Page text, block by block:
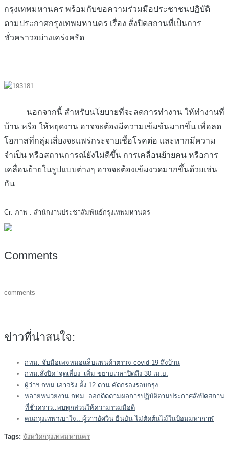
กรุงเทพมหานคร พร้อมกับขอความร่วมมือประชาชนปฏิบัติ
ตามประกาศกรุงเทพมหานคร เรื่อง สั่งปิดสถานที่เป็นการ
ชั่วคราวอย่างเคร่งครัด
นอกจากนี้ สำหรับนโยบายที่จะลดการทำงาน ให้ทำงานที่
บ้าน หรือ ให้หยุดงาน อาจจะต้องมีความเข้มข้นมากขึ้น เพื่อลด
โอกาสที่กลุ่มเสี่ยงจะแพร่กระจายเชื้อโรคต่อ และหากมีความ
จำเป็น หรือสถานการณ์ยังไม่ดีขึ้น การเคลื่อนย้ายคน หรือการ
เคลื่อนย้ายในรูปแบบต่างๆ อาจจะต้องเข้มงวดมากขึ้นด้วยเช่น
กัน
Cr: ภาพ : สำนักงานประชาสัมพันธ์กรุงเทพมหานคร
Comments
comments
ข่าวที่น่าสนใจ:
กทม. จับมือเพจหมอแล็บแพนด้าตรวจ covid-19 ถึงบ้าน
กทม.สั่งปิด ‘จุดเสี่ยง’ เพิ่ม ขยายเวลาปิดถึง 30 เม.ย.
ผู้ว่าฯ กทม.เอาจริง ตั้ง 12 ด่าน คัดกรองรอบกรุง
หลายหน่วยงาน กทม. ออกติดตามผลการปฏิบัติตามประกาศสั่งปิดสถาน
ที่ชั่วคราว..พบทุกส่วนให้ความร่วมมือดี
คนกรุงเทพฯเบาใจ.. ผู้ว่าฯอัศวิน ยืนยัน ไม่ตัดต้นไม้ในป้อมมหากาฬ
Tags: จังหวัดกรุงเทพมหานคร